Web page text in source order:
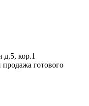
кор.1
готового